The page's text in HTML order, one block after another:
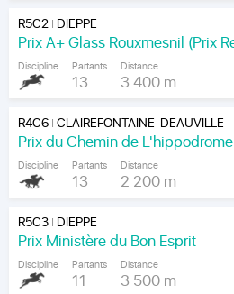
R5C2| DIEPPE
Discipline Partants
13
Distance
3 400 m
R4C6|CLAIREFONTAINE-DEAUVILLE
Prix du Chemin de L'hippodrome
Discipline Partants
13
Distance
2 200 m
R5C3| DIEPPE
Prix Ministère du Bon Esprit
Discipline Partants
11
Distance
3 500 m